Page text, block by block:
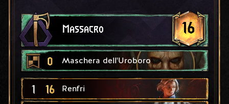
Massacro 16
0 Maschera dell'Uroboro
1 16 Renfri